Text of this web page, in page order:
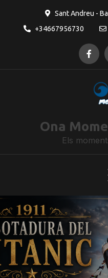
Sant Andreu -
+34667956730
Ona
Els